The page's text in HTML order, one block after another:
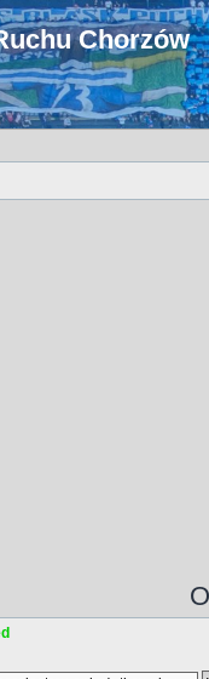
Chorzów